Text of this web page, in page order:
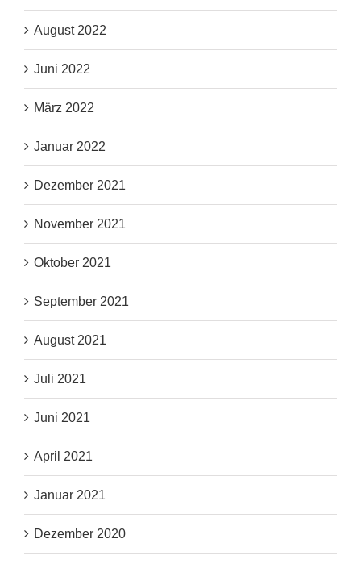
August 2022
Juni 2022
März 2022
Januar 2022
Dezember 2021
November 2021
Oktober 2021
September 2021
August 2021
Juli 2021
Juni 2021
April 2021
Januar 2021
Dezember 2020